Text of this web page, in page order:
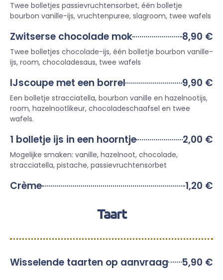
Twee bolletjes passievruchtensorbet, één bolletje
bourbon vanille-ijs, vruchtenpuree, slagroom, twee wafels
Zwitserse chocolade mok 8,90 €
Twee bolletjes chocolade-ijs, één bolletje bourbon vanille-
ijs, room, chocoladesaus, twee wafels
IJscoupe met een borrel 9,90 €
Een bolletje stracciatella, bourbon vanille en hazelnootijs,
room, hazelnootlikeur, chocoladeschaafsel en twee
wafels.
1 bolletje ijs in een hoorntje 2,00 €
Mogelijke smaken: vanille, hazelnoot, chocolade,
stracciatella, pistache, passievruchtensorbet
Crème 1,20 €
Taart
Wisselende taarten op aanvraag
5,90 €